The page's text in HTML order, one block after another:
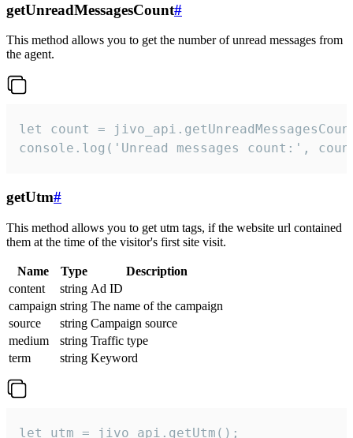
getUnreadMessagesCount#
This method allows you to get the number of unread messages from
the agent.
let count =
console.log('Unread messages count:',
getUtm#
This method allows you to get utm tags, if the website url contained
them at the time of the visitor's first site visit.
Name Type
Description
content
string Ad ID
campaign string The name of the campaign
source
string Campaign source
medium
string Traffic type
term
string Keyword
let utm = jivo_api.getUtm();